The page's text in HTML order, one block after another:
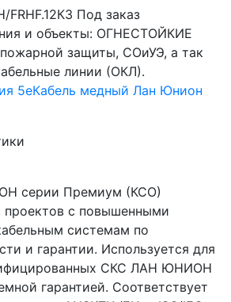
Под заказ
и объекты: ОГНЕСТОЙКИЕ
защиты, СОиУЭ, а так
линии (ОКЛ).
5eКабель медный Лан Юнион
серии Премиум (КСО)
проектов с повышенными
системам по
и гарантии. Используется для
СКС ЛАН ЮНИОН
гарантией. Соответствует